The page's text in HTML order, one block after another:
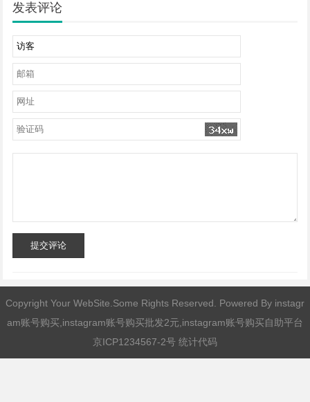
发表评论
提交评论
Copyright Your WebSite.Some Rights Reserved. Powered By instagr
am账号购买,instagram账号购买批发2元,instagram账号购买自助平台
京ICP1234567-2号 统计代码